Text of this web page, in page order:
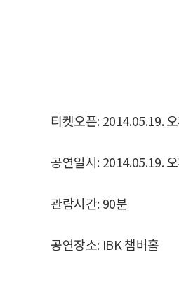
티켓오픈: 2014.05.19.
공연일시: 2014.05.19.
관람시간: 90분
공연장소: IBK 챔버홀